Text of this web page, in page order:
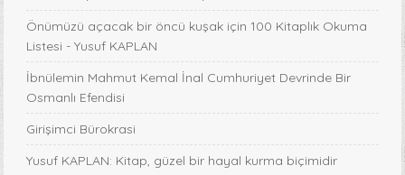
Önümüzü açacak bir öncü kuşak için 100 Kitaplık Okuma
Listesi - Yusuf KAPLAN
İbnülemin Mahmut Kemal İnal Cumhuriyet Devrinde Bir
Osmanlı Efendisi
Girişimci Bürokrasi
Yusuf KAPLAN: Kitap, güzel bir hayal kurma biçimidir